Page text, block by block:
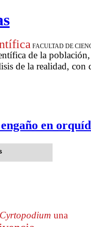
FACULTAD DE
de la
de la realidad, con
en
Cyrtopodium una